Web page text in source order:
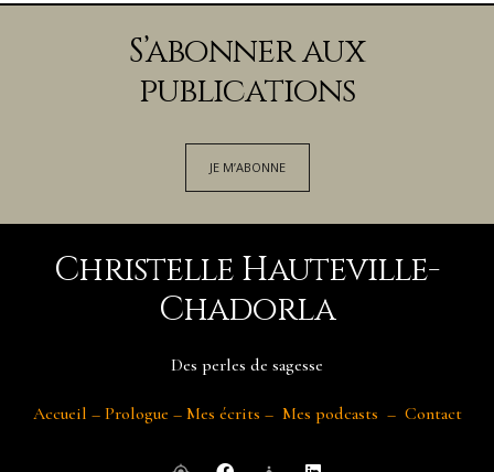
S’abonner aux
publications
JE M’ABONNE
Christelle Hauteville-
Chadorla
Des perles de sagesse
Accueil – Prologue – Mes écrits – Mes podcasts – Contact